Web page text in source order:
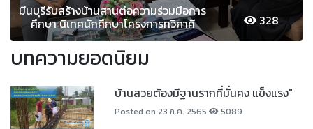
มีนบุรีรับสร้างบ้านสานต่อความร่วมมือการ
ศึกษา นิเทศนักศึกษาโครงการทวิภาคี 328
บทความยอดนิยม
บ้านสวยต้องมีฐานรากที่มั่นคง แข็งแรง"
Posted on 23 ก.ค. 2565 5089